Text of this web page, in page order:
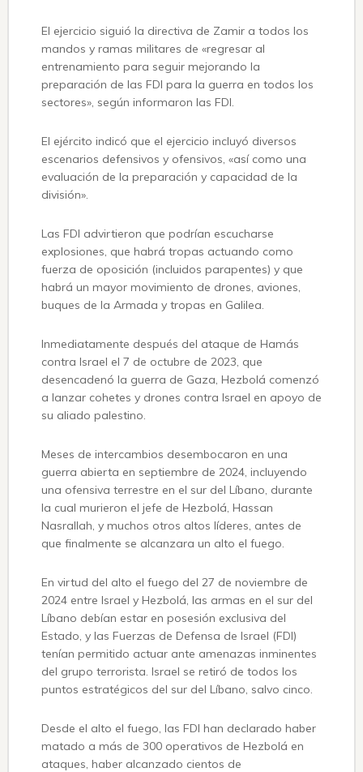
El ejercicio siguió la directiva de Zamir a todos los
mandos y ramas militares de «regresar al
entrenamiento para seguir mejorando la
preparación de las FDI para la guerra en todos los
sectores», según informaron las FDI.
El ejército indicó que el ejercicio incluyó diversos
escenarios defensivos y ofensivos, «así como una
evaluación de la preparación y capacidad de la
división».
Las FDI advirtieron que podrían escucharse
explosiones, que habrá tropas actuando como
fuerza de oposición (incluidos parapentes) y que
habrá un mayor movimiento de drones, aviones,
buques de la Armada y tropas en Galilea.
Inmediatamente después del ataque de Hamás
contra Israel el 7 de octubre de 2023, que
desencadenó la guerra de Gaza, Hezbolá comenzó
a lanzar cohetes y drones contra Israel en apoyo de
su aliado palestino.
Meses de intercambios desembocaron en una
guerra abierta en septiembre de 2024, incluyendo
una ofensiva terrestre en el sur del Líbano, durante
la cual murieron el jefe de Hezbolá, Hassan
Nasrallah, y muchos otros altos líderes, antes de
que finalmente se alcanzara un alto el fuego.
En virtud del alto el fuego del 27 de noviembre de
2024 entre Israel y Hezbolá, las armas en el sur del
Líbano debían estar en posesión exclusiva del
Estado, y las Fuerzas de Defensa de Israel (FDI)
tenían permitido actuar ante amenazas inminentes
del grupo terrorista. Israel se retiró de todos los
puntos estratégicos del sur del Líbano, salvo cinco.
Desde el alto el fuego, las FDI han declarado haber
matado a más de 300 operativos de Hezbolá en
ataques, haber alcanzado cientos de